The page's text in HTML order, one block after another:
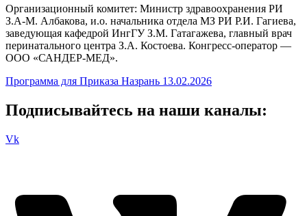
Организационный комитет: Министр здравоохранения РИ
З.А-М. Албакова, и.о. начальника отдела МЗ РИ Р.И. Гагиева,
заведующая кафедрой ИнгГУ З.М. Гатагажева, главный врач
перинатального центра З.А. Костоева. Конгресс-оператор —
ООО «САНДЕР-МЕД».
Программа для Приказа Назрань 13.02.2026
Подписывайтесь на наши каналы:
Vk